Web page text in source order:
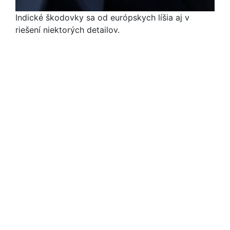
Indické škodovky sa od európskych líšia aj v
riešení niektorých detailov.